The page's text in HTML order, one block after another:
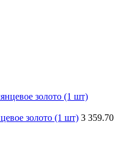
золото (1 шт) 3 359.70